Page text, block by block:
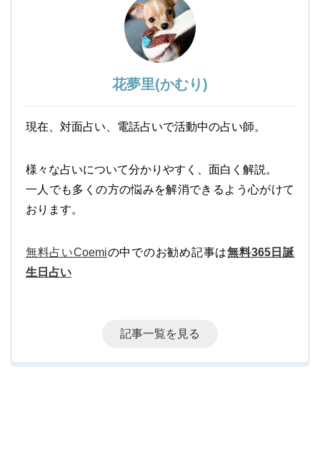
花夢里(かむり)
現在、対面占い、電話占いで活動中の占い師。
様々な占いについて分かりやすく、面白く解説。
一人でも多くの方の悩みを解消できるよう心がけて
おります。
無料占いCoemiの中でのお勧め記事は無料365日誕
生日占い
記事一覧を見る